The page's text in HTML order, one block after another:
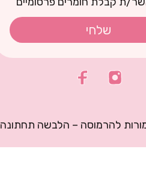
שלחי
להרמוסה – הלבשה תחתונה